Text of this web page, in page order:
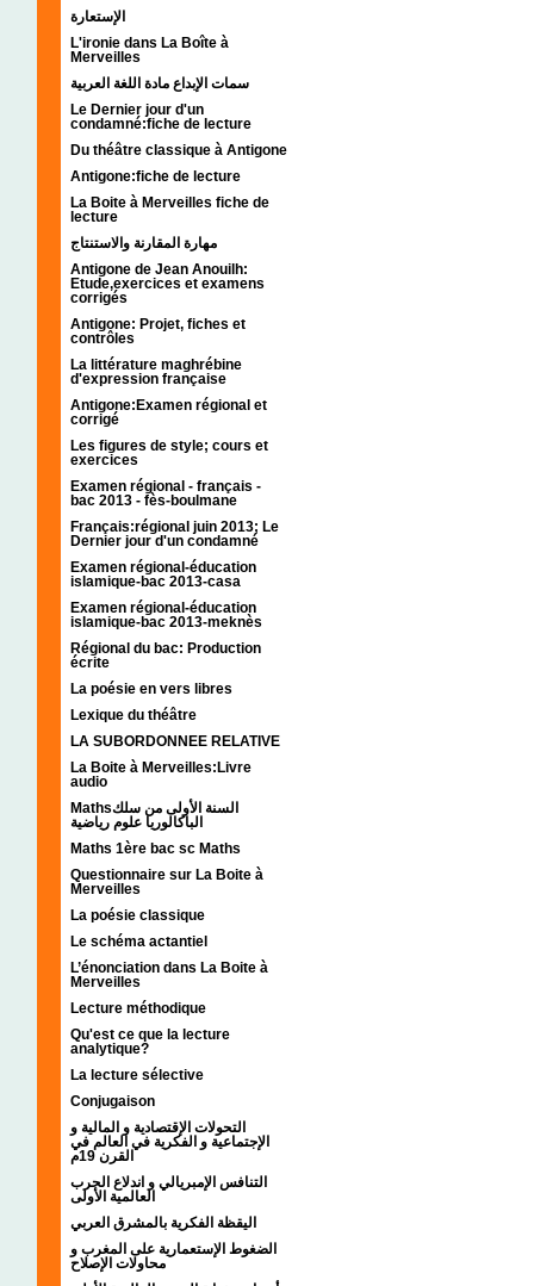
الإستعارة
L'ironie dans La Boîte à
Merveilles
سمات الإبداع مادة اللغة العربية
Le Dernier jour d'un
condamné:fiche de lecture
Du théâtre classique à Antigone
Antigone:fiche de lecture
La Boite à Merveilles fiche de
lecture
مهارة المقارنة والاستنتاج
Antigone de Jean Anouilh:
Etude,exercices et examens
corrigés
Antigone: Projet, fiches et
contrôles
La littérature maghrébine
d'expression française
Antigone:Examen régional et
corrigé
Les figures de style; cours et
exercices
Examen régional - français -
bac 2013 - fès-boulmane
Français:régional juin 2013; Le
Dernier jour d'un condamné
Examen régional-éducation
islamique-bac 2013-casa
Examen régional-éducation
islamique-bac 2013-meknès
Régional du bac: Production
écrite
La poésie en vers libres
Lexique du théâtre
LA SUBORDONNEE RELATIVE
La Boite à Merveilles:Livre
audio
Mathsالسنة الأولى من سلك
الباكالوريا علوم رياضية
Maths 1ère bac sc Maths
Questionnaire sur La Boite à
Merveilles
La poésie classique
Le schéma actantiel
L’énonciation dans La Boite à
Merveilles
Lecture méthodique
Qu'est ce que la lecture
analytique?
La lecture sélective
Conjugaison
التحولات الإقتصادية و المالية و
الإجتماعية و الفكرية في العالم في
القرن 19م
التنافس الإمبريالي و اندلاع الحرب
العالمية الأولى
اليقظة الفكرية بالمشرق العربي
الضغوط الإستعمارية على المغرب و
محاولات الإصلاح